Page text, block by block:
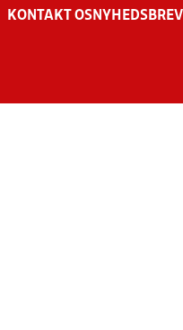
KONTAKT OS NYHEDSBREV